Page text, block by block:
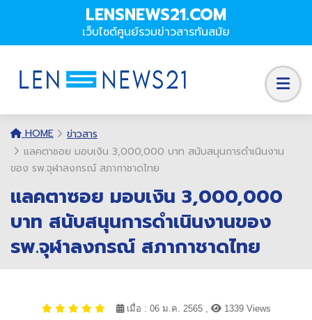
LENSNEWS21.COM
เว็บไซต์ศูนย์รวมข่าวสารทันสมัย
HOME
ข่าวสาร
แลคตาซอย มอบเงิน 3,000,000 บาท สนับสนุนการดำเนินงาน
ของ รพ.จุฬาลงกรณ์ สภากาชาดไทย
แลคตาซอย มอบเงิน 3,000,000
บาท สนับสนุนการดำเนินงานของ
รพ.จุฬาลงกรณ์ สภากาชาดไทย
เมื่อ : 06 ม.ค. 2565 , 1339 Views